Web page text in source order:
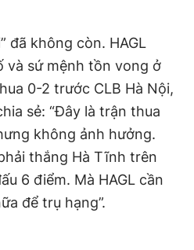
đã không còn. HAGL
và sứ mệnh tồn vong ở
0-2 trước CLB Hà Nội,
sẻ: “Đây là trận thua
không ảnh hưởng.
thắng Hà Tĩnh trên
6 điểm. Mà HAGL cần
để trụ hạng”.